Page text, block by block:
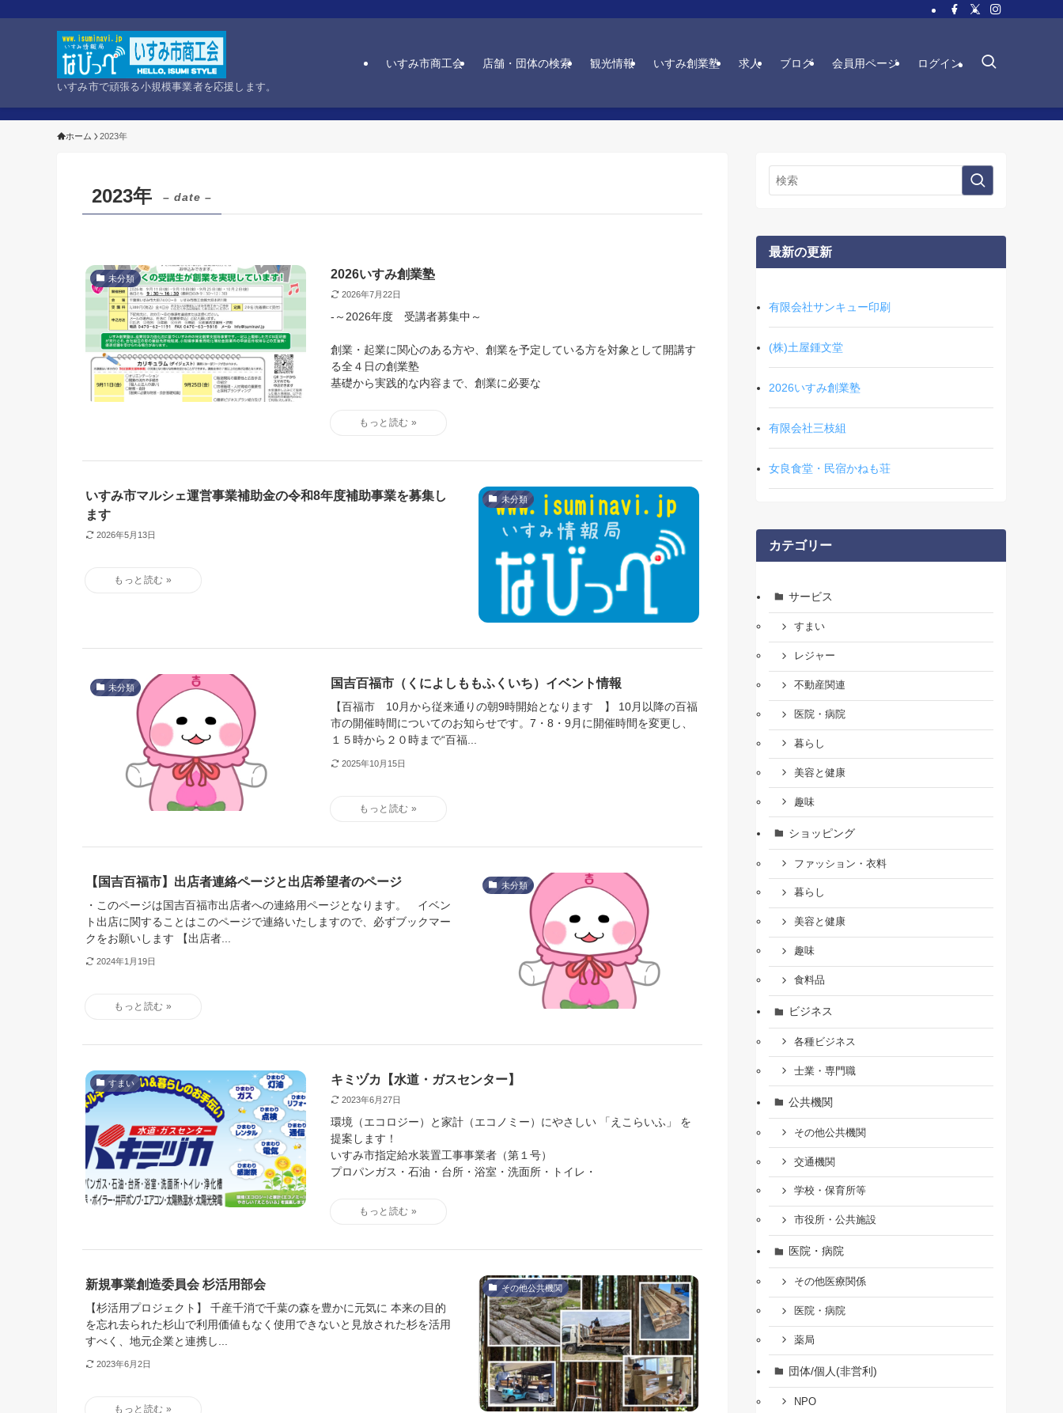
いすみ市で頑張る小規模事業者を応援します。
いすみ市商工会 店舗・団体の検索 観光情報 いすみ創業塾 求人 ブログ 会員用ページ ログイン
ホーム 2023年
2023年 – date –
未分類 2026いすみ創業塾
2026年7月22日
-～2026年度 受講者募集中～
創業・起業に関心のある方や、創業を予定している方を対象として開講す
る全４日の創業塾
基礎から実践的な内容まで、創業に必要な
未分類
いすみ市マルシェ運営事業補助金の令和8年度補助事業を募集し
ます
2026年5月13日
未分類 国吉百福市（くによしももふくいち）イベント情報
【百福市 10月から従来通りの朝9時開始となります 】 10月以降の百福
市の開催時間についてのお知らせです。7・8・9月に開催時間を変更し、
１５時から２０時まで“百福...
2025年10月15日
未分類
【国吉百福市】出店者連絡ページと出店希望者のページ
・このページは国吉百福市出店者への連絡用ページとなります。 イベン
ト出店に関することはこのページで連絡いたしますので、必ずブックマー
クをお願いします 【出店者...
2024年1月19日
すまい キミヅカ【水道・ガスセンター】
2023年6月27日
環境（エコロジー）と家計（エコノミー）にやさしい 「えこらいふ」 を
提案します！
いすみ市指定給水装置工事事業者（第１号）
プロパンガス・石油・台所・浴室・洗面所・トイレ・
その他公共機関
新規事業創造委員会 杉活用部会
【杉活用プロジェクト】 千産千消で千葉の森を豊かに元気に 本来の目的
を忘れ去られた杉山で利用価値もなく使用できないと見放された杉を活用
すべく、地元企業と連携し...
2023年6月2日
最新の更新
有限会社サンキュー印刷
(株)土屋鍾文堂
2026いすみ創業塾
有限会社三枝組
女良食堂・民宿かねも荘
カテゴリー
サービス
すまい
レジャー
不動産関連
医院・病院
暮らし
美容と健康
趣味
ショッピング
ファッション・衣料
暮らし
美容と健康
趣味
食料品
ビジネス
各種ビジネス
士業・専門職
公共機関
その他公共機関
交通機関
学校・保育所等
市役所・公共施設
医院・病院
その他医療関係
医院・病院
薬局
団体/個人(非営利)
NPO